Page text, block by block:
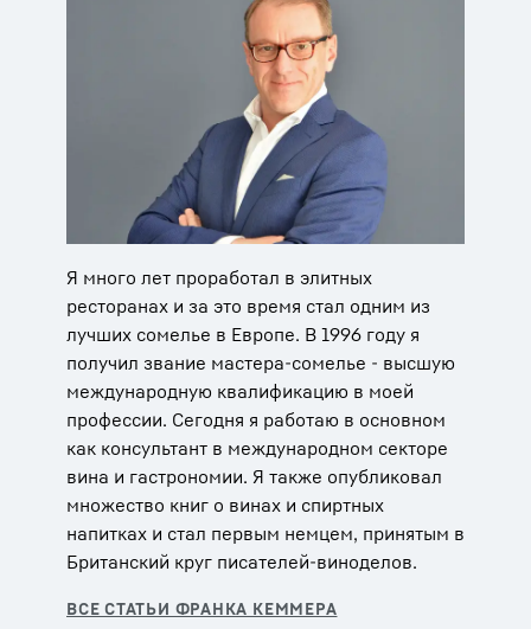
Я много лет проработал в элитных
ресторанах и за это время стал одним из
лучших сомелье в Европе. В 1996 году я
получил звание мастера-сомелье - высшую
международную квалификацию в моей
профессии. Сегодня я работаю в основном
как консультант в международном секторе
вина и гастрономии. Я также опубликовал
множество книг о винах и спиртных
напитках и стал первым немцем, принятым в
Британский круг писателей-виноделов.